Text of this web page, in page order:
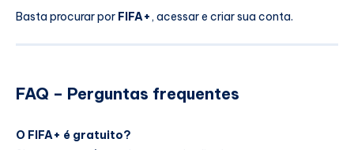
Basta procurar por FIFA+, acessar e criar sua conta.
FAQ – Perguntas frequentes
O FIFA+ é gratuito?